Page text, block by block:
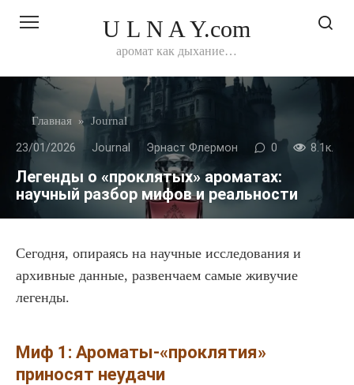
U L N A Y.com
аромат как дыхание…
Главная » Journal
23/01/2026 Journal Эрнаст Флермон 0 8.1к.
Легенды о «проклятых» ароматах:
научный разбор мифов и реальности
Сегодня, опираясь на научные исследования и
архивные данные, развенчаем самые живучие
легенды.
Миф 1: Ароматы-«проклятия»
приносят неудачи